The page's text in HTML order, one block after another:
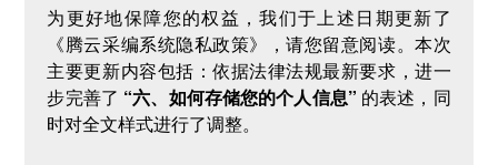
为更好地保障您的权益，我们于上述日期更新了
《腾云采编系统隐私政策》，请您留意阅读。本次
主要更新内容包括：依据法律法规最新要求，进一
步完善了 “六、如何存储您的个人信息” 的表述，同
时对全文样式进行了调整。